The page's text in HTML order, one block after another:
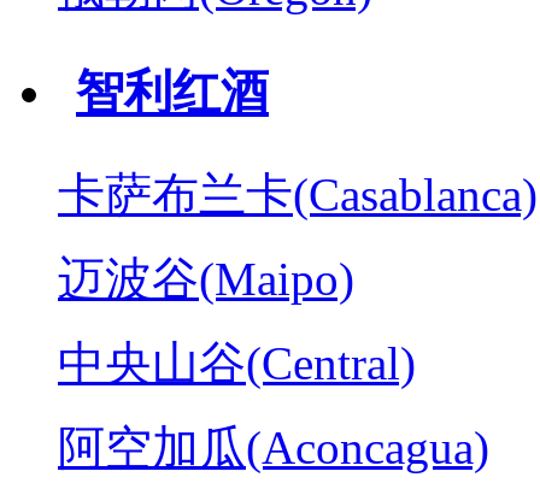
智利红酒
卡萨布兰卡(Casablanca)
迈波谷(Maipo)
中央山谷(Central)
阿空加瓜(Aconcagua)